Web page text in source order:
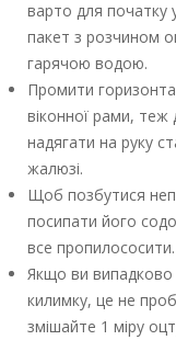
варто для початку
пакет з розчином
гарячою водою.
Промити
віконної рами,
надягати на руку
жалюзі.
Щоб позбутися
посипати його
все пропилососити.
Якщо ви випадково
килимку, це не
змішайте 1 міру